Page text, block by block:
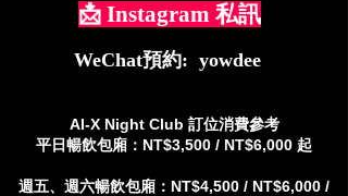
📩 Instagram 私訊
WeChat預約: yowdee
AI-X Night Club 訂位消費參考
平日暢飲包廂：NT$3,500 / NT$6,000 起
週五、週六暢飲包廂：NT$4,500 / NT$6,000 /